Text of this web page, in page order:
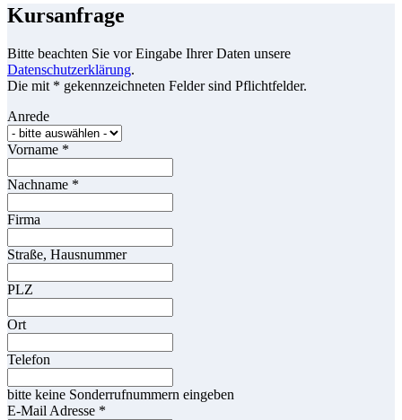
Kursanfrage
Bitte beachten Sie vor Eingabe Ihrer Daten unsere
Datenschutzerklärung.
Die mit * gekennzeichneten Felder sind Pflichtfelder.
Anrede
Vorname *
Nachname *
Firma
Straße, Hausnummer
PLZ
Ort
Telefon
bitte keine Sonderrufnummern eingeben
E-Mail Adresse *